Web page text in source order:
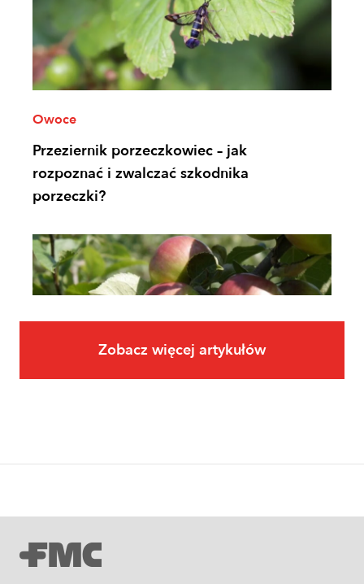
Owoce
Przeziernik porzeczkowiec – jak
rozpoznać i zwalczać szkodnika
porzeczki?
Zobacz więcej artykułów